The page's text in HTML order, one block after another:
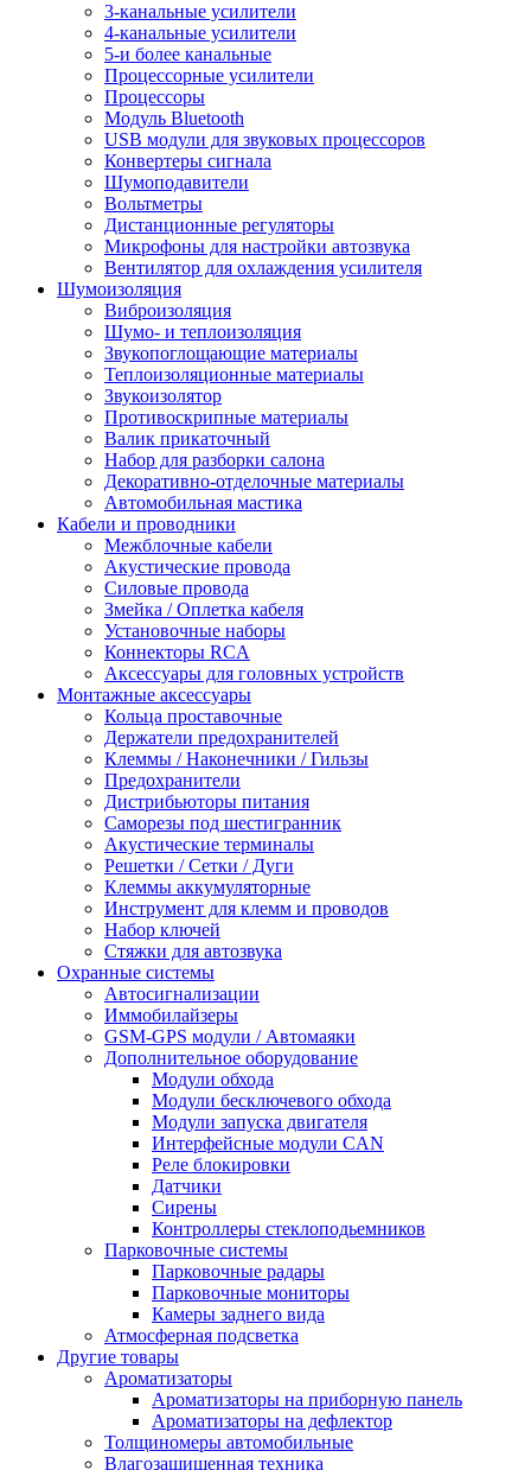
3-канальные усилители
4-канальные усилители
5-и более канальные
Процессорные усилители
Процессоры
Модуль Bluetooth
USB модули для звуковых процессоров
Конвертеры сигнала
Шумоподавители
Вольтметры
Дистанционные регуляторы
Микрофоны для настройки автозвука
Вентилятор для охлаждения усилителя
Шумоизоляция
Виброизоляция
Шумо- и теплоизоляция
Звукопоглощающие материалы
Теплоизоляционные материалы
Звукоизолятор
Противоскрипные материалы
Валик прикаточный
Набор для разборки салона
Декоративно-отделочные материалы
Автомобильная мастика
Кабели и проводники
Межблочные кабели
Акустические провода
Силовые провода
Змейка / Оплетка кабеля
Установочные наборы
Коннекторы RCA
Аксессуары для головных устройств
Монтажные аксессуары
Кольца проставочные
Держатели предохранителей
Клеммы / Наконечники / Гильзы
Предохранители
Дистрибьюторы питания
Саморезы под шестигранник
Акустические терминалы
Решетки / Сетки / Дуги
Клеммы аккумуляторные
Инструмент для клемм и проводов
Набор ключей
Стяжки для автозвука
Охранные системы
Автосигнализации
Иммобилайзеры
GSM-GPS модули / Автомаяки
Дополнительное оборудование
Модули обхода
Модули бесключевого обхода
Модули запуска двигателя
Интерфейсные модули CAN
Реле блокировки
Датчики
Сирены
Контроллеры стеклоподьемников
Парковочные системы
Парковочные радары
Парковочные мониторы
Камеры заднего вида
Атмосферная подсветка
Другие товары
Ароматизаторы
Ароматизаторы на приборную панель
Ароматизаторы на дефлектор
Толщиномеры автомобильные
Влагозащищенная техника